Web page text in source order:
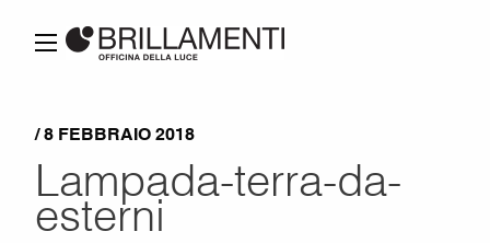
/ 8 FEBBRAIO 2018
Lampada-terra-da-
esterni